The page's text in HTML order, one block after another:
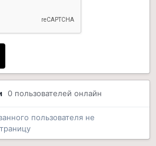
0 пользователей онлайн
пользователя не